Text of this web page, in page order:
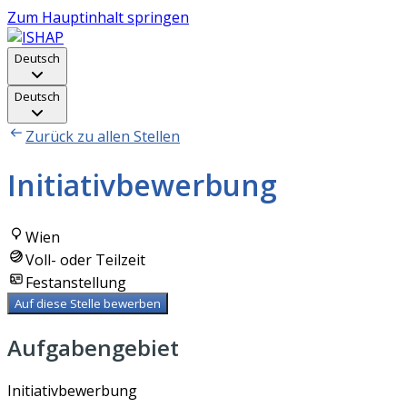
Zum Hauptinhalt springen
Deutsch
Deutsch
Zurück zu allen Stellen
Initiativbewerbung
Wien
Voll- oder Teilzeit
Festanstellung
Auf diese Stelle bewerben
Aufgabengebiet
Initiativbewerbung